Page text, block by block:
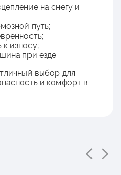
на снегу и
путь;
к износу;
при езде.
выбор для
и комфорт в